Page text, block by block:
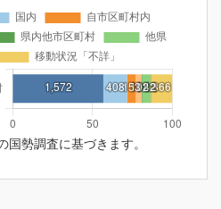
勢調査に基づきます。